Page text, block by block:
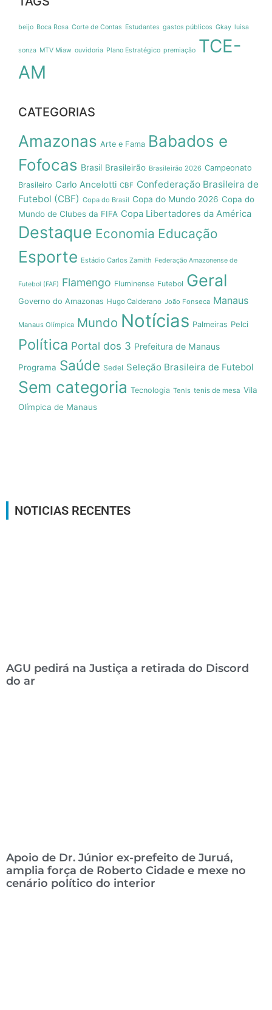
beijo Boca Rosa Corte de Contas Estudantes gastos públicos Gkay luisa
sonza MTV Miaw ouvidoria Plano Estratégico premiação TCE-
AM
CATEGORIAS
Amazonas Arte e Fama Babados e
Fofocas Brasil Brasileirão Brasileirão 2026 Campeonato
Brasileiro Carlo Ancelotti CBF Confederação Brasileira de
Futebol (CBF) Copa do Brasil Copa do Mundo 2026 Copa do
Mundo de Clubes da FIFA Copa Libertadores da América
Destaque Economia Educação
Esporte Estádio Carlos Zamith Federação Amazonense de
Futebol (FAF) Flamengo Fluminense Futebol Geral
Governo do Amazonas Hugo Calderano João Fonseca Manaus
Manaus Olímpica Mundo Notícias Palmeiras Pelci
Política Portal dos 3 Prefeitura de Manaus
Programa Saúde Sedel Seleção Brasileira de Futebol
Sem categoria Tecnologia Tenis tenis de mesa Vila
Olímpica de Manaus
NOTICIAS RECENTES
AGU pedirá na Justiça a retirada do Discord
do ar
Apoio de Dr. Júnior ex-prefeito de Juruá,
amplia força de Roberto Cidade e mexe no
cenário político do interior